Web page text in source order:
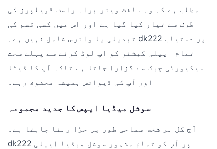
مطلب ہے کہ وہ سافٹ ویئر براہ راست ڈویلپرز کی
طرف سے تیار کیا گیا ہے اور اس میں کسی قسم کی
تبدیلی یا وائرس شامل نہیں ہے۔ dk222 پر دستیاب
تمام ایپلی کیشنز کو اپ لوڈ کرنے سے پہلے سخت
سیکیورٹی چیک سے گزارا جاتا ہے تاکہ آپ کا ڈیٹا
اور آپ کی ڈیوائس ہمیشہ محفوظ رہے۔
سوشل میڈیا ایپس کا جدید مجموعہ
آج کل ہر شخص سماجی طور پر جڑا رہنا چاہتا ہے۔
dk222 پر آپ کو تمام مشہور سوشل میڈیا ایپلی